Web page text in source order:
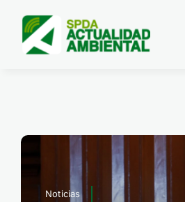
content
Noticias